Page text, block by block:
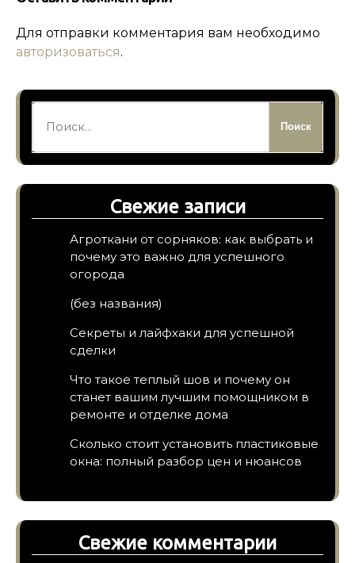
Для отправки комментария вам необходимо
авторизоваться.
Свежие записи
Агроткани от сорняков: как выбрать и
почему это важно для успешного
огорода
(без названия)
Секреты и лайфхаки для успешной
сделки
Что такое теплый шов и почему он
станет вашим лучшим помощником в
ремонте и отделке дома
Сколько стоит установить пластиковые
окна: полный разбор цен и нюансов
Свежие комментарии